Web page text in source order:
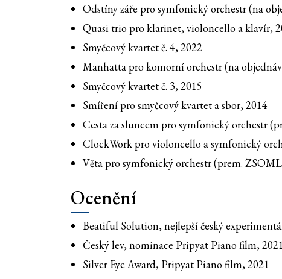
Odstíny záře pro symfonický orchestr (na
Quasi trio pro klarinet, violoncello a klavír,
Smyčcový kvartet č. 4, 2022
Manhatta pro komorní orchestr (na
Smyčcový kvartet č. 3, 2015
Smíření pro smyčcový kvartet a sbor, 2014
Cesta za sluncem pro symfonický orchestr
ClockWork pro violoncello a symfonický
Věta pro symfonický orchestr (prem.
Ocenění
Beatiful Solution, nejlepší český
Český lev, nominace Pripyat Piano film,
Silver Eye Award, Pripyat Piano film, 2021